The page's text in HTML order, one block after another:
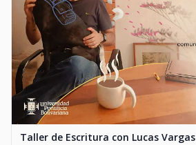
Taller de Escritura con Lucas Vargas